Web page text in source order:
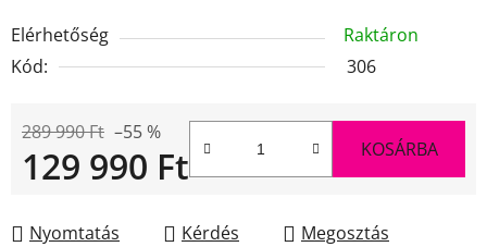
Elérhetőség
Raktáron
Kód:
306
289 990 Ft –55 %
129 990 Ft KOSÁRBA
Nyomtatás Kérdés Megosztás